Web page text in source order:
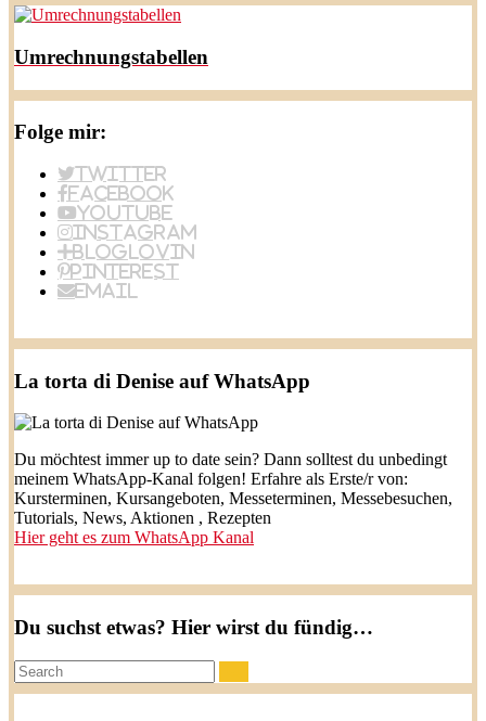
Umrechnungstabellen
Folge mir:
Twitter
Facebook
YouTube
Instagram
BlogLovin
Pinterest
Email
La torta di Denise auf WhatsApp
Du möchtest immer up to date sein? Dann solltest du unbedingt
meinem WhatsApp-Kanal folgen! Erfahre als Erste/r von:
Kursterminen, Kursangeboten, Messeterminen, Messebesuchen,
Tutorials, News, Aktionen , Rezepten
Hier geht es zum WhatsApp Kanal
Du suchst etwas? Hier wirst du fündig…
Search: